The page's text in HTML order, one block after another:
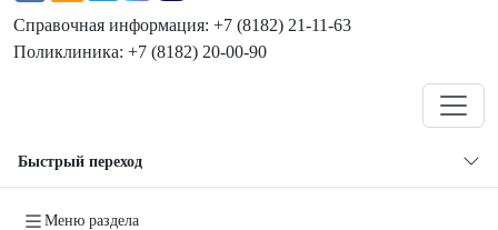
Справочная информация: +7 (8182) 21-11-63
Поликлиника: +7 (8182) 20-00-90
Быстрый переход
Меню раздела